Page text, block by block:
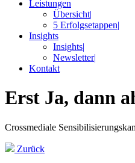
Leistungen
Übersicht|
5 Erfolgsetappen|
Insights
Insights|
Newsletter|
Kontakt
Erst Ja, dann
Crossmediale
Zurück